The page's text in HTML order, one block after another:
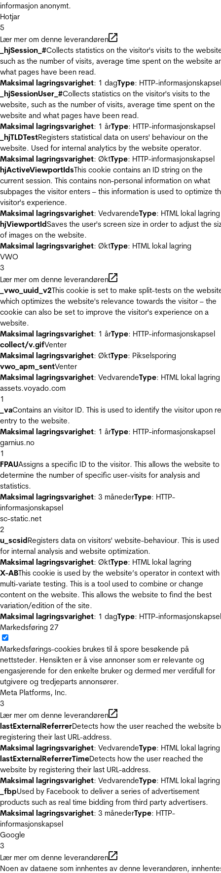
informasjon anonymt.
Hotjar
5
Lær mer om denne leverandøren
_hjSession_#Collects statistics on the visitor's visits to the
such as the number of visits, average time spent on the website
what pages have been read.
Maksimal lagringsvarighet: 1 dagType: HTTP-informasjonskapsel
_hjSessionUser_#Collects statistics on the visitor's visits to the
website, such as the number of visits, average time spent on the
website and what pages have been read.
Maksimal lagringsvarighet: 1 årType: HTTP-informasjonskapsel
_hjTLDTestRegisters statistical data on users' behaviour on the
website. Used for internal analytics by the website operator.
Maksimal lagringsvarighet: ØktType: HTTP-informasjonskapsel
hjActiveViewportIdsThis cookie contains an ID string on the
current session. This contains non-personal information on what
subpages the visitor enters – this information is used to optimize
visitor's experience.
Maksimal lagringsvarighet: VedvarendeType: HTML lokal lagring
hjViewportIdSaves the user's screen size in order to adjust the
of images on the website.
Maksimal lagringsvarighet: ØktType: HTML lokal lagring
VWO
3
Lær mer om denne leverandøren
_vwo_uuid_v2This cookie is set to make split-tests on the
which optimizes the website's relevance towards the visitor – the
cookie can also be set to improve the visitor's experience on a
website.
Maksimal lagringsvarighet: 1 årType: HTTP-informasjonskapsel
collect/v.gifVenter
Maksimal lagringsvarighet: ØktType: Pikselsporing
vwo_apm_sentVenter
Maksimal lagringsvarighet: VedvarendeType: HTML lokal lagring
assets.voyado.com
1
_vaContains an visitor ID. This is used to identify the visitor upon
entry to the website.
Maksimal lagringsvarighet: 1 årType: HTTP-informasjonskapsel
garnius.no
1
FPAUAssigns a specific ID to the visitor. This allows the website to
determine the number of specific user-visits for analysis and
statistics.
Maksimal lagringsvarighet: 3 månederType: HTTP-
informasjonskapsel
sc-static.net
2
u_scsidRegisters data on visitors' website-behaviour. This is used
for internal analysis and website optimization.
Maksimal lagringsvarighet: ØktType: HTML lokal lagring
X-ABThis cookie is used by the website’s operator in context with
multi-variate testing. This is a tool used to combine or change
content on the website. This allows the website to find the best
variation/edition of the site.
Maksimal lagringsvarighet: 1 dagType: HTTP-informasjonskapsel
Markedsføring 27
Markedsførings-cookies brukes til å spore besøkende på
nettsteder. Hensikten er å vise annonser som er relevante og
engasjerende for den enkelte bruker og dermed mer verdifull for
utgivere og tredjeparts annonsører.
Meta Platforms, Inc.
3
Lær mer om denne leverandøren
lastExternalReferrerDetects how the user reached the website
registering their last URL-address.
Maksimal lagringsvarighet: VedvarendeType: HTML lokal lagring
lastExternalReferrerTimeDetects how the user reached the
website by registering their last URL-address.
Maksimal lagringsvarighet: VedvarendeType: HTML lokal lagring
_fbpUsed by Facebook to deliver a series of advertisement
products such as real time bidding from third party advertisers.
Maksimal lagringsvarighet: 3 månederType: HTTP-
informasjonskapsel
Google
3
Lær mer om denne leverandøren
Noen av dataene som innhentes av denne leverandøren,